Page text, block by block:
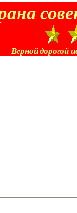
Верной дорогой